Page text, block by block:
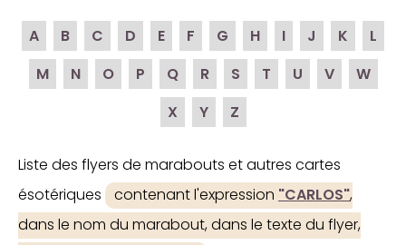
A B C D E F G H I J K
L
M
N O P Q R S T U V
W
X
Y Z
Liste des flyers de marabouts et autres cartes
ésotériques
contenant l'expression "CARLOS",
dans le nom du marabout, dans le texte du flyer,